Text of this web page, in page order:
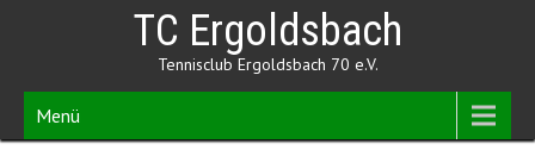
TC Ergoldsbach
Tennisclub Ergoldsbach 70 e.V.
Menü